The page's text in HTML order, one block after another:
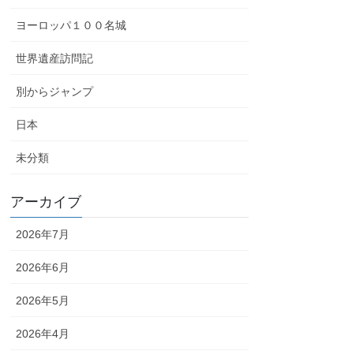
ヨーロッパ１００名城
世界遺産訪問記
別からジャンプ
日本
未分類
アーカイブ
2026年7月
2026年6月
2026年5月
2026年4月